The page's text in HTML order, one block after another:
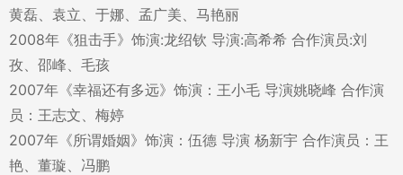
黄磊、袁立、于娜、孟广美、马艳丽
2008年《狙击手》饰演:龙绍钦 导演:高希希 合作演员:刘
孜、邵峰、毛孩
2007年《幸福还有多远》饰演：王小毛 导演姚晓峰 合作演
员：王志文、梅婷
2007年《所谓婚姻》饰演：伍德 导演 杨新宇 合作演员：王
艳、董璇、冯鹏